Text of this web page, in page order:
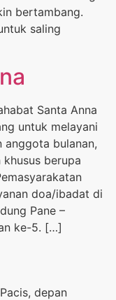
bertambang.
saling
Santa Anna
untuk melayani
anggota bulanan,
berupa
doa/ibadat di
Pane –
ke-5. […]
depan